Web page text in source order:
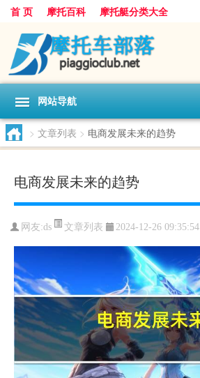
首 页 摩托百科 摩托艇分类大全
网站导航
> 文章列表 > 电商发展未来的趋势
电商发展未来的趋势
网友:ds 文章列表 2024-12-26 09:35:54